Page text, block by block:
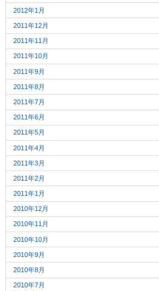
2012年1月
2011年12月
2011年11月
2011年10月
2011年9月
2011年8月
2011年7月
2011年6月
2011年5月
2011年4月
2011年3月
2011年2月
2011年1月
2010年12月
2010年11月
2010年10月
2010年9月
2010年8月
2010年7月